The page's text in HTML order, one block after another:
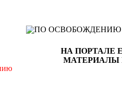
ПО ОСВОБОЖДЕНИЮ
НА ПОРТАЛЕ
МАТЕРИАЛЫ